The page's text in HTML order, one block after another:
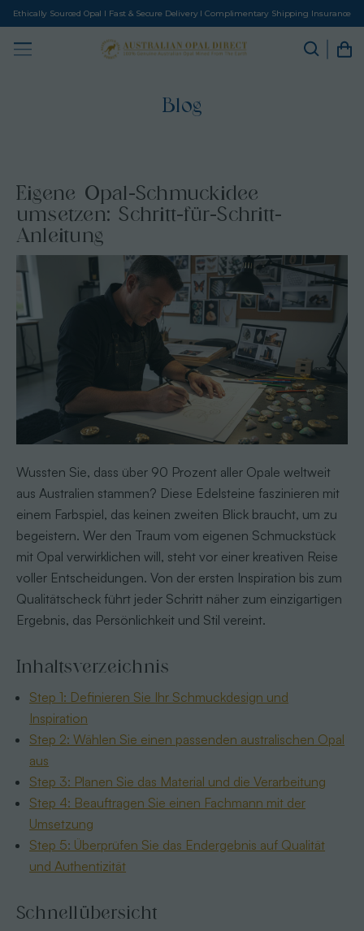
Ethically Sourced Opal I Fast & Secure Delivery I Complimentary Shipping Insurance
Blog
Eigene Opal-Schmuckidee
umsetzen: Schritt-für-Schritt-
Anleitung
Wussten Sie, dass über 90 Prozent aller Opale weltweit
aus Australien stammen? Diese Edelsteine faszinieren mit
einem Farbspiel, das keinen zweiten Blick braucht, um zu
begeistern. Wer den Traum vom eigenen Schmuckstück
mit Opal verwirklichen will, steht vor einer kreativen Reise
voller Entscheidungen. Von der ersten Inspiration bis zum
Qualitätscheck führt jeder Schritt näher zum einzigartigen
Ergebnis, das Persönlichkeit und Stil vereint.
Inhaltsverzeichnis
Step 1: Definieren Sie Ihr Schmuckdesign und
Inspiration
Step 2: Wählen Sie einen passenden australischen Opal
aus
Step 3: Planen Sie das Material und die Verarbeitung
Step 4: Beauftragen Sie einen Fachmann mit der
Umsetzung
Step 5: Überprüfen Sie das Endergebnis auf Qualität
und Authentizität
Schnellübersicht